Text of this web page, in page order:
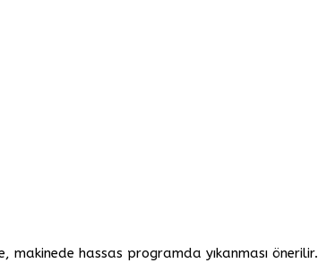
makinede hassas programda yıkanması önerilir.